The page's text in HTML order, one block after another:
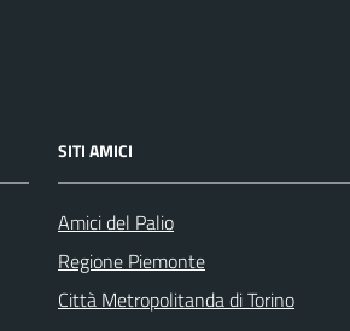
SITI AMICI
Amici del Palio
Regione Piemonte
Città Metropolitanda di Torino